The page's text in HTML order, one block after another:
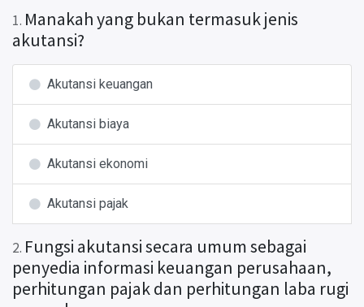
1. Manakah yang bukan termasuk jenis
akutansi?
Akutansi keuangan
Akutansi biaya
Akutansi ekonomi
Akutansi pajak
2. Fungsi akutansi secara umum sebagai
penyedia informasi keuangan perusahaan,
perhitungan pajak dan perhitungan laba rugi